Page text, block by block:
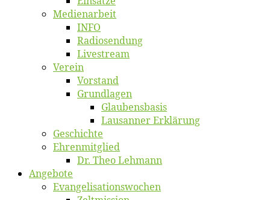
Me­di­en­ar­beit
INFO
Ra­dio­sen­dung
Live­stream
Ver­ein
Vor­stand
Grund­la­gen
Glaubens­ba­sis
Lausan­ner Erklärung
Ge­schich­te
Eh­ren­mit­glied
Dr. Theo Lehmann
An­ge­bo­te
Evangelisa­tions­wo­chen